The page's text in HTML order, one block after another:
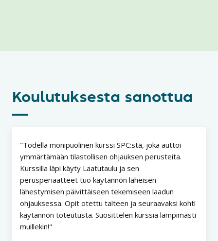
Koulutuksesta sanottua
Todella monipuolinen kurssi SPC:stä, joka auttoi
ymmärtämään tilastollisen ohjauksen perusteita.
Kurssilla läpi käyty Laatutaulu ja sen
perusperiaatteet tuo käytännön läheisen
lähestymisen päivittäiseen tekemiseen laadun
ohjauksessa. Opit otettu talteen ja seuraavaksi kohti
käytännön toteutusta. Suosittelen kurssia lämpimästi
muillekin!